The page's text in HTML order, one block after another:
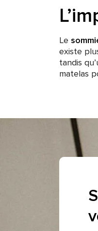
Le
existe
tandis
matelas